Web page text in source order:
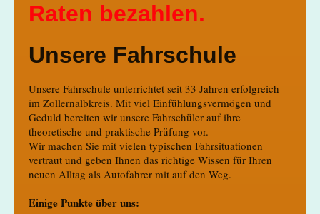
Raten bezahlen.
Unsere Fahrschule
Unsere Fahrschule unterrichtet seit 33 Jahren erfolgreich
im Zollernalbkreis. Mit viel Einfühlungsvermögen und
Geduld bereiten wir unsere Fahrschüler auf ihre
theoretische und praktische Prüfung vor.
Wir machen Sie mit vielen typischen Fahrsituationen
vertraut und geben Ihnen das richtige Wissen für Ihren
neuen Alltag als Autofahrer mit auf den Weg.
Einige Punkte über uns: